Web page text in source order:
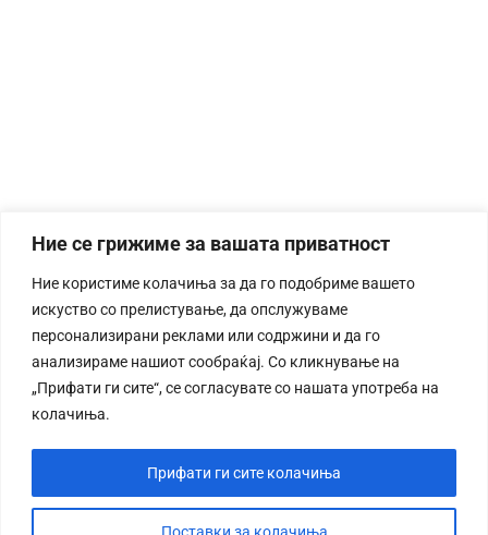
Ние се грижиме за вашата приватност
Ние користиме колачиња за да го подобриме вашето
искуство со прелистување, да опслужуваме
персонализирани реклами или содржини и да го
анализираме нашиот сообраќај. Со кликнување на
„Прифати ги сите“, се согласувате со нашата употреба на
колачиња.
Поставки за колачиња
Прифати ги сите колачиња